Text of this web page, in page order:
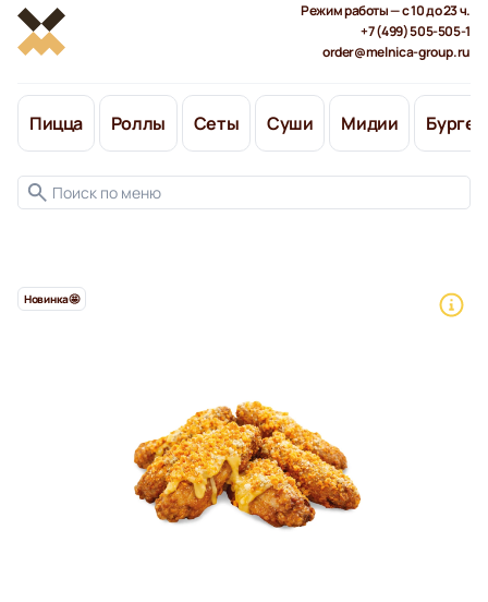
Режим работы — с 10 до 23 ч.
+7 (499) 505-505-1
order@melnica-group.ru
Пицца Роллы Сеты Суши Мидии
Новинка🤩